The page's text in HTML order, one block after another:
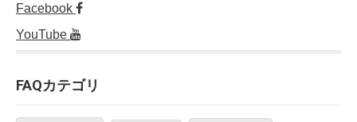
Facebook
YouTube
FAQカテゴリ